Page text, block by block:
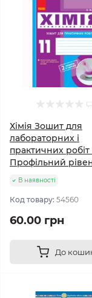
Хімія Зошит для
лабораторних і
практичних робіт
Профільний
В наявності
Код товару: 54560
60.00 грн
До